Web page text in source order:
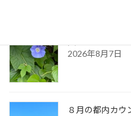
2026年8月7日
８月の都内カウ